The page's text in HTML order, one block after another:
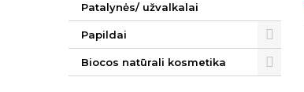
Patalynės/ užvalkalai
Papildai
Biocos natūrali kosmetika